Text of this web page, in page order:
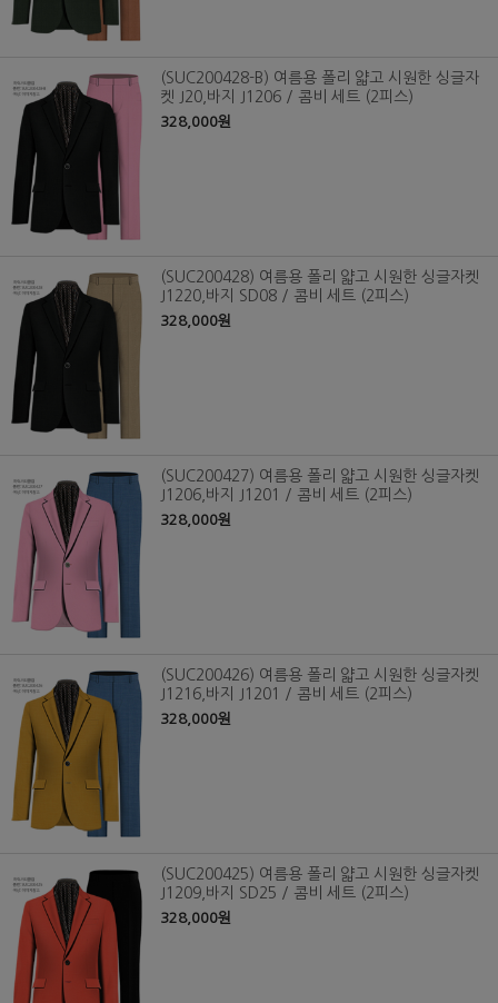
(SUC200428-B) 여름용 폴리 얇고 시원한 싱글자
켓 J20,바지 J1206 / 콤비 세트 (2피스)
328,000원
(SUC200428) 여름용 폴리 얇고 시원한 싱글자켓
J1220,바지 SD08 / 콤비 세트 (2피스)
328,000원
(SUC200427) 여름용 폴리 얇고 시원한 싱글자켓
J1206,바지 J1201 / 콤비 세트 (2피스)
328,000원
(SUC200426) 여름용 폴리 얇고 시원한 싱글자켓
J1216,바지 J1201 / 콤비 세트 (2피스)
328,000원
(SUC200425) 여름용 폴리 얇고 시원한 싱글자켓
J1209,바지 SD25 / 콤비 세트 (2피스)
328,000원